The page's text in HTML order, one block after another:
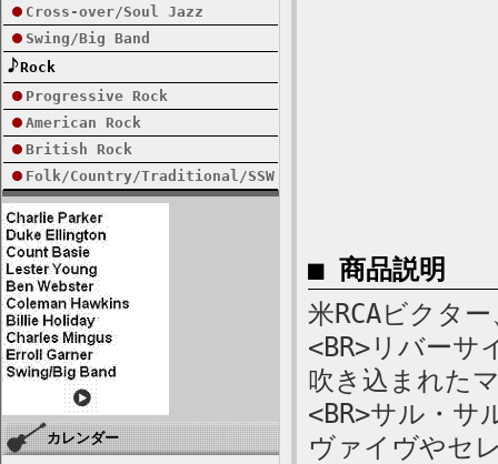
Cross-over/Soul Jazz
Swing/Big Band
Rock
Progressive Rock
American Rock
British Rock
Folk/Country/Traditional/SSW
カレンダー
■ 商品説明
米RCAビクタ
<BR>リバーサ
吹き込まれた
<BR>サル・サ
ヴァイヴやセ